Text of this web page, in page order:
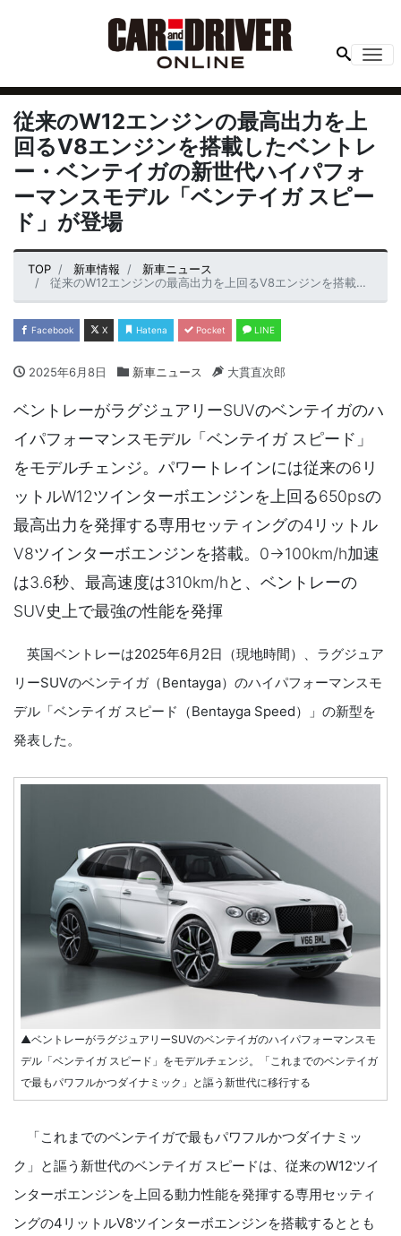
従来のW12エンジンの最高出力を上
回るV8エンジンを搭載したベントレ
ー・ベンテイガの新世代ハイパフォ
ーマンスモデル「ベンテイガ スピー
ド」が登場
TOP 新車情報
新車ニュース
従来のW12エンジンの最高出力を上回るV8エンジンを搭載したベントレー・ベンテイガの新世代ハイパフォーマンスモデル「ベンテイガ スピード」が登場
Facebook X Hatena Pocket LINE
2025年6月8日 新車ニュース 大貫直次郎
ベントレーがラグジュアリーSUVのベンテイガのハ
イパフォーマンスモデル「ベンテイガ スピード」
をモデルチェンジ。パワートレインには従来の6リ
ットルW12ツインターボエンジンを上回る650psの
最高出力を発揮する専用セッティングの4リットル
V8ツインターボエンジンを搭載。0→100km/h加速
は3.6秒、最高速度は310km/hと、ベントレーの
SUV史上で最強の性能を発揮
英国ベントレーは2025年6月2日（現地時間）、ラグジュア
リーSUVのベンテイガ（Bentayga）のハイパフォーマンスモ
デル「ベンテイガ スピード（Bentayga Speed）」の新型を
発表した。
▲ベントレーがラグジュアリーSUVのベンテイガのハイパフォーマンスモ
デル「ベンテイガ スピード」をモデルチェンジ。「これまでのベンテイガ
で最もパワフルかつダイナミック」と謳う新世代に移行する
「これまでのベンテイガで最もパワフルかつダイナミッ
ク」と謳う新世代のベンテイガ スピードは、従来のW12ツイ
ンターボエンジンを上回る動力性能を発揮する専用セッティ
ングの4リットルV8ツインターボエンジンを搭載するととも